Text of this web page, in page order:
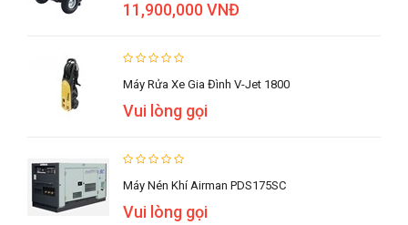
11,900,000 VNĐ
Máy Rửa Xe Gia Đình V-Jet 1800
Vui lòng gọi
Máy Nén Khí Airman PDS175SC
Vui lòng gọi